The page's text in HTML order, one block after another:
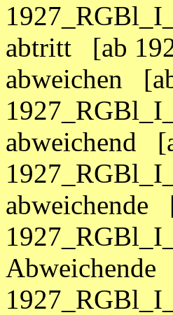
abtritt [ab
abweichen
abweichend
abweichende
Abweichende